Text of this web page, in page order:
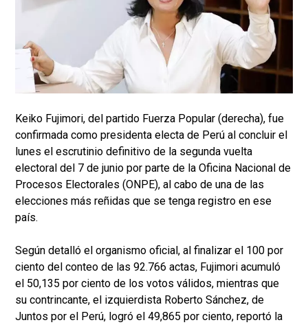
Keiko Fujimori, del partido Fuerza Popular (derecha), fue
confirmada como presidenta electa de Perú al concluir el
lunes el escrutinio definitivo de la segunda vuelta
electoral del 7 de junio por parte de la Oficina Nacional de
Procesos Electorales (ONPE), al cabo de una de las
elecciones más reñidas que se tenga registro en ese
país.
Según detalló el organismo oficial, al finalizar el 100 por
ciento del conteo de las 92.766 actas, Fujimori acumuló
el 50,135 por ciento de los votos válidos, mientras que
su contrincante, el izquierdista Roberto Sánchez, de
Juntos por el Perú, logró el 49,865 por ciento, reportó la